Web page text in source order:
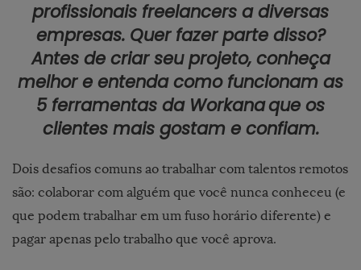
profissionais freelancers a diversas
empresas. Quer fazer parte disso?
Antes de criar seu projeto, conheça
melhor e entenda como funcionam as
5 ferramentas da Workanaque os
clientes mais gostam e confiam.
Dois desafios comuns ao trabalhar com talentos remotos
são: colaborar com alguém que você nunca conheceu (e
que podem trabalhar em um fuso horário diferente) e
pagar apenas pelo trabalho que você aprova.